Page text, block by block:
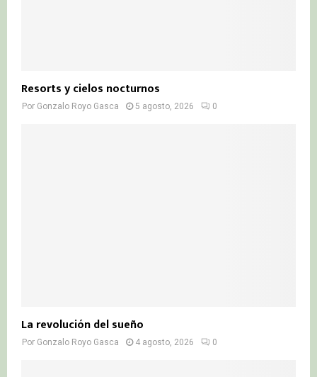
Resorts y cielos nocturnos
Por Gonzalo Royo Gasca 5 agosto, 2026 0
La revolución del sueño
Por Gonzalo Royo Gasca 4 agosto, 2026 0